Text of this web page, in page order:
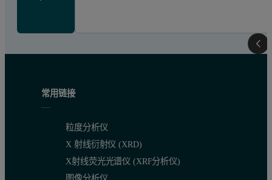
常用链接
粒度分析仪
X 射线衍射仪 (XRD)
X射线荧光光谱仪 (XRF分析仪)
图像分析仪